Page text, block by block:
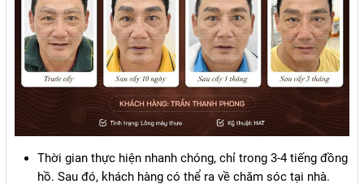
Thời gian thực hiện nhanh chóng, chỉ trong 3-4 tiếng đồng
hồ. Sau đó, khách hàng có thể ra về chăm sóc tại nhà.